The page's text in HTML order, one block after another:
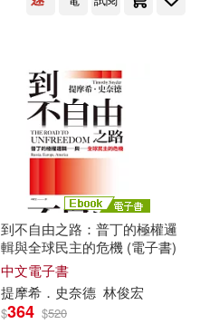
到不自由之路：普丁的極權邏
輯與全球民主的危機 (電子書)
中文電子書
提摩希．史奈德 林俊宏
$364 $520